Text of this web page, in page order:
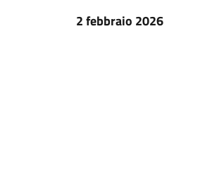
2 febbraio 2026